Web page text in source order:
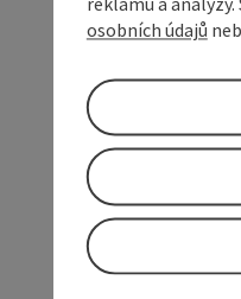
osobních údajů